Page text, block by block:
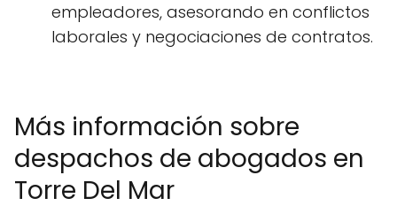
empleadores, asesorando en conflictos
laborales y negociaciones de contratos.
Más información sobre
despachos de abogados en
Torre Del Mar